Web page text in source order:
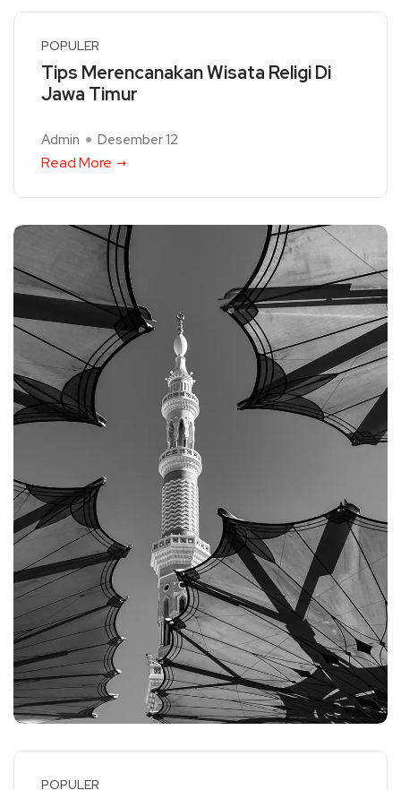
POPULER
Tips Merencanakan Wisata Religi Di
Jawa Timur
Admin Desember 12
Read More
POPULER